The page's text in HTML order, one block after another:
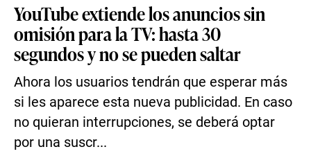
YouTube extiende los anuncios sin
omisión para la TV: hasta 30
segundos y no se pueden saltar
Ahora los usuarios tendrán que esperar más
si les aparece esta nueva publicidad. En caso
no quieran interrupciones, se deberá optar
por una suscr...